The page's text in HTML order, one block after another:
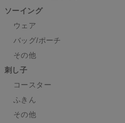
ソーイング
ウェア
バッグ/ポーチ
その他
刺し子
コースター
ふきん
その他